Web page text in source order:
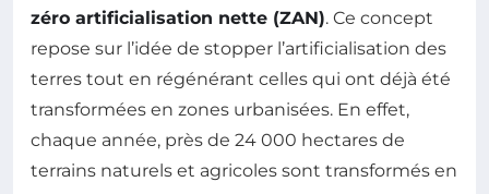
zéro artificialisation nette (ZAN). Ce concept
repose sur l’idée de stopper l’artificialisation des
terres tout en régénérant celles qui ont déjà été
transformées en zones urbanisées. En effet,
chaque année, près de 24 000 hectares de
terrains naturels et agricoles sont transformés en